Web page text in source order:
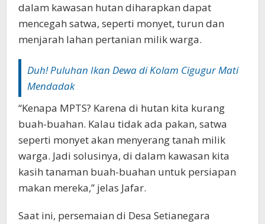
dalam kawasan hutan diharapkan dapat
mencegah satwa, seperti monyet, turun dan
menjarah lahan pertanian milik warga.‎‎
Duh! Puluhan Ikan Dewa di Kolam Cigugur Mati
Mendadak
“Kenapa MPTS? Karena di hutan kita kurang
buah-buahan. Kalau tidak ada pakan, satwa
seperti monyet akan menyerang tanah milik
warga. Jadi solusinya, di dalam kawasan kita
kasih tanaman buah-buahan untuk persiapan
makan mereka,” jelas Jafar.‎‎
Saat ini, persemaian di Desa Setianegara